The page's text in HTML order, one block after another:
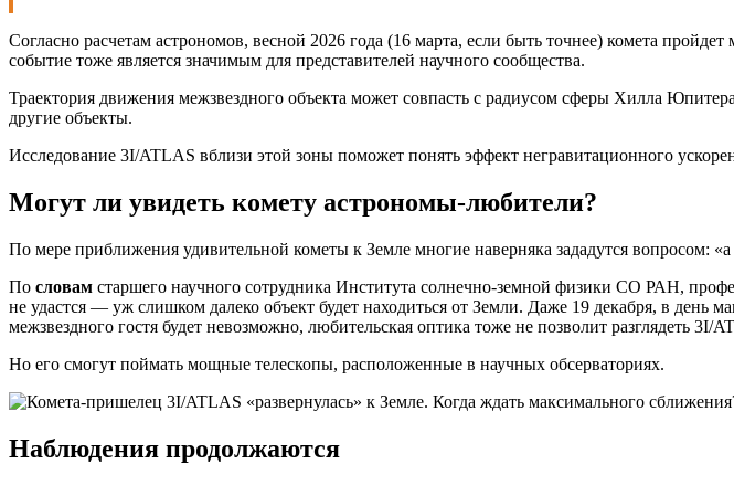
Согласно расчетам астрономов, весной 2026 года (16 марта, если быть точнее) комета
событие тоже является значимым для представителей научного сообщества.
Траектория движения межзвездного объекта может совпасть с радиусом сферы Хилла
другие объекты.
Исследование 3I/ATLAS вблизи этой зоны поможет понять эффект негравитационного
Могут ли увидеть комету астрономы-любители?
По мере приближения удивительной кометы к Земле многие наверняка зададутся вопросом:
По словам старшего научного сотрудника Института солнечно-земной физики СО РАН,
не удастся — уж слишком далеко объект будет находиться от Земли. Даже 19 декабря, в
межзвездного гостя будет невозможно, любительская оптика тоже не позволит разглядеть 3I/
Но его смогут поймать мощные телескопы, расположенные в научных обсерваториях.
Наблюдения продолжаются